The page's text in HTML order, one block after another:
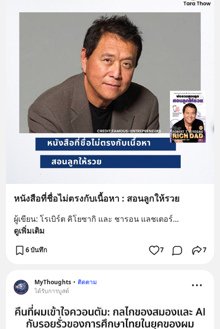
หนังสือที่ชื่อไม่ตรงกับเนื้อหา : สอนลูกให้รวย
ผู้เขียน: โรเบิร์ต คิโยซากิ และ ชารอน แลชเตอร์...
ดูเพิ่มเติม
6 บันทึก 7 7
MyThoughts • ติดตาม
ได้รับการบูสต์